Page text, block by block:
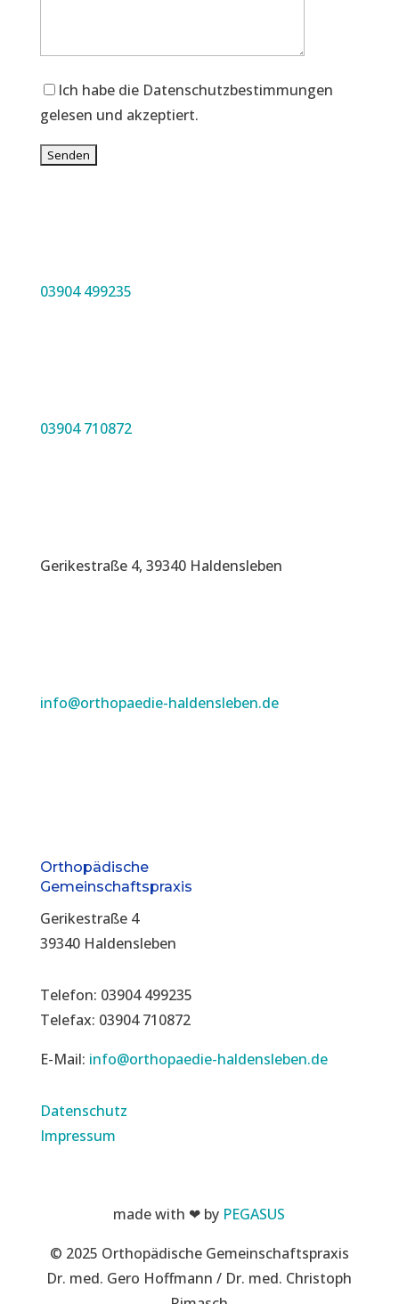
Ich habe die Datenschutzbestimmungen
gelesen und akzeptiert.
03904 499235
03904 710872
Gerikestraße 4, 39340 Haldensleben
info@orthopaedie-haldensleben.de
Orthopädische
Gemeinschaftspraxis
Gerikestraße 4
39340 Haldensleben
Telefon: 03904 499235
Telefax: 03904 710872
E-Mail: info@orthopaedie-haldensleben.de
Datenschutz
Impressum
made with ❤ by PEGASUS
© 2025 Orthopädische Gemeinschaftspraxis
Dr. med. Gero Hoffmann / Dr. med. Christoph